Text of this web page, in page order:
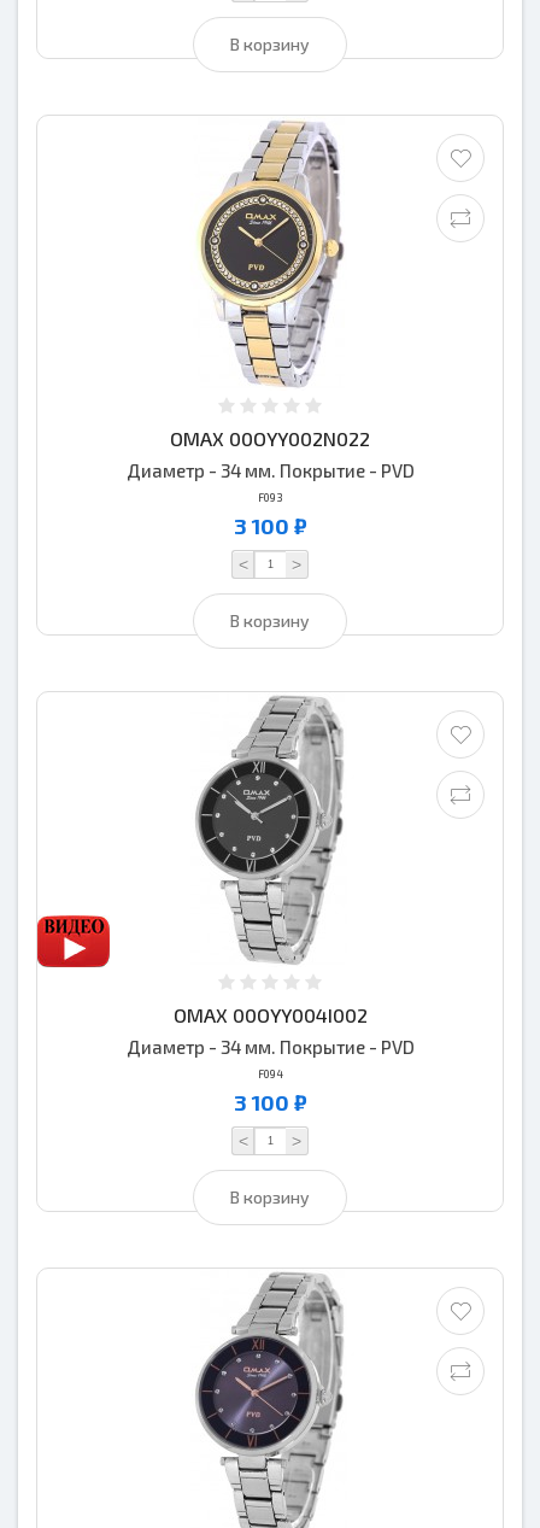
В корзину
OMAX 00OYY002N022
Диаметр - 34 мм. Покрытие - PVD
F093
3 100 ₽
< >
В корзину
OMAX 00OYY004I002
Диаметр - 34 мм. Покрытие - PVD
F094
3 100 ₽
< >
В корзину